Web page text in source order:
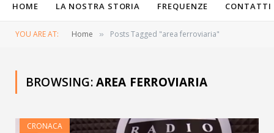
HOME LA NOSTRA STORIA FREQUENZE CONTATTI
YOU ARE AT: Home » Posts Tagged "area ferroviaria"
BROWSING:AREA FERROVIARIA
CRONACA